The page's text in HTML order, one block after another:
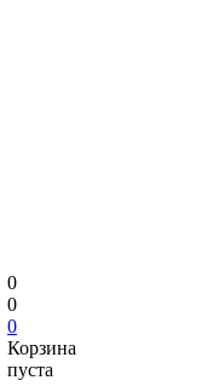
0
0
0
Корзина
пуста